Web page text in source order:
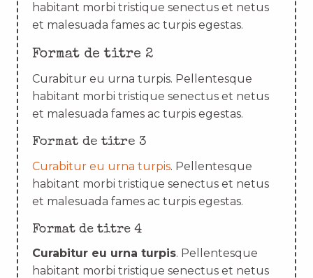
habitant morbi tristique senectus et netus
et malesuada fames ac turpis egestas.
Format de titre 2
Curabitur eu urna turpis. Pellentesque
habitant morbi tristique senectus et netus
et malesuada fames ac turpis egestas.
Format de titre 3
Curabitur eu urna turpis. Pellentesque
habitant morbi tristique senectus et netus
et malesuada fames ac turpis egestas.
Format de titre 4
Curabitur eu urna turpis. Pellentesque
habitant morbi tristique senectus et netus